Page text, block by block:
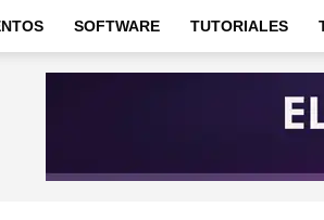
SOFTWARE TUTORIALES